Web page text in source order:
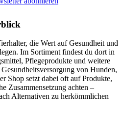
die Wert auf Gesundheit und
Im Sortiment findest du dort in
Pflegeprodukte und weitere
von Hunden,
Shop setzt dabei oft auf Produkte,
Zusammensetzung achten –
Alternativen zu herkömmlichen